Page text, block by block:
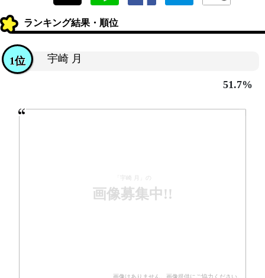
ランキング結果・順位
宇崎 月
1位
51.7%
「宇崎 月」の
画像募集中!!